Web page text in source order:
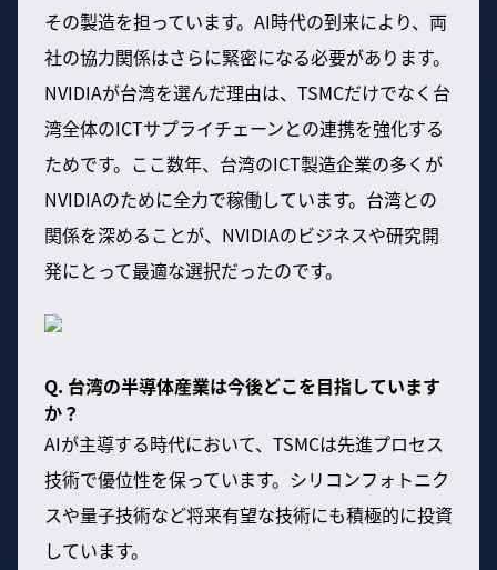
その製造を担っています。AI時代の到来により、両
社の協力関係はさらに緊密になる必要があります。
NVIDIAが台湾を選んだ理由は、TSMCだけでなく台
湾全体のICTサプライチェーンとの連携を強化する
ためです。ここ数年、台湾のICT製造企業の多くが
NVIDIAのために全力で稼働しています。台湾との
関係を深めることが、NVIDIAのビジネスや研究開
発にとって最適な選択だったのです。
Q. 台湾の半導体産業は今後どこを目指しています
か？
AIが主導する時代において、TSMCは先進プロセス
技術で優位性を保っています。シリコンフォトニク
スや量子技術など将来有望な技術にも積極的に投資
しています。